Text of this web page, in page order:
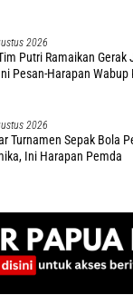
2026
Putri Ramaikan Gerak
Pesan-Harapan Wabup
2026
Turnamen Sepak Bola
Ini Harapan Pemda